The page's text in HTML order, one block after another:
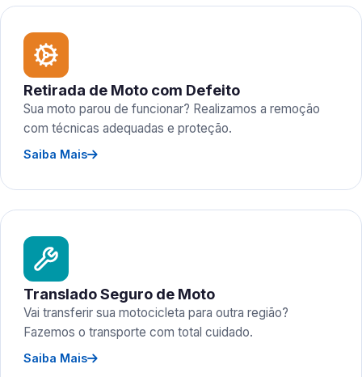
Retirada de Moto com Defeito
Sua moto parou de funcionar? Realizamos a remoção
com técnicas adequadas e proteção.
Saiba Mais
Translado Seguro de Moto
Vai transferir sua motocicleta para outra região?
Fazemos o transporte com total cuidado.
Saiba Mais